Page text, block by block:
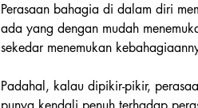
Perasaan bahagia di dalam diri
ada yang dengan mudah
sekedar menemukan
Padahal, kalau dipikir-pikir,